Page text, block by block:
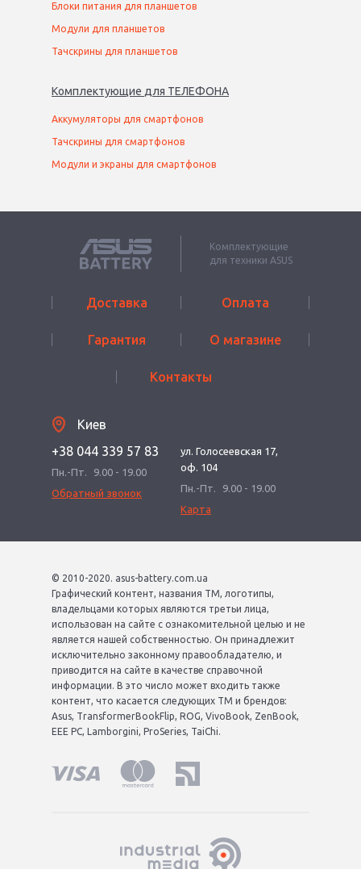
Блоки питания для планшетов
Модули для планшетов
Тачскрины для планшетов
Комплектующие для ТЕЛЕФОНА
Аккумуляторы для смартфонов
Тачскрины для смартфонов
Модули и экраны для смартфонов
Комплектующие
для техники ASUS
Доставка Оплата
Гарантия О магазине
Контакты
Киев
+38 044 339 57 83
Пн.-Пт.
9.00 - 19.00
Обратный звонок
ул. Голосеевская 17,
оф. 104
Пн.-Пт.
9.00 - 19.00
Карта
© 2010-2020. asus-battery.com.ua
Графический контент, названия ТМ, логотипы,
владельцами которых являются третьи лица,
использован на сайте с ознакомительной целью и не
является нашей собственностью. Он принадлежит
исключительно законному правообладателю, и
приводится на сайте в качестве справочной
информации. В это число может входить также
контент, что касается следующих ТМ и брендов:
Asus, TransformerBookFlip, ROG, VivoBook, ZenBook,
EEE PC, Lamborgini, ProSeries, TaiChi.